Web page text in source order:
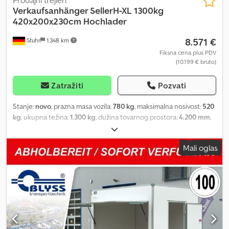
Stuhr 1.348 km
Verkaufsanhänger SellerH-XL 1300kg
420x200x230cm Hochlader
8.571 €
Fiksna cena plus PDV
(10.199 € bruto)
Zatražiti Pozvati
Stanje: novo, prazna masa vozila:780 kg, maksimalna nosivost: 520
kg, ukupna težina:1.300 kg, dužina tovarnog prostora:4.200 mm,
2.000 mm
2.300 mm, dimenzija gume:195/55r10c, Stabilan i visokokvalitetan
prodajni prikolica kao visokoutovarivač za ketering ili robu. Naši
*ketering prikolice* iz serije *SELLERH* izrađuju se sa izolovanom
nadogradnjom od sendvič panela. Stabilan čelični ram je zavaren i
vruće cinkovan uranjanjem, što obezbeđuje visoku stabilnost.
Zaključavanje na vratima je od čelika, a ne od plastike.
*Nadogradnja* je od belih poliesterskih sendvič panela debljine
25mm. *Prikolica za putnička vozila* ima četiri vijčane potpore za
nivelisanje *ketering vozila*. Dakle, povoljna *putnička prikolica*
Mali oglas